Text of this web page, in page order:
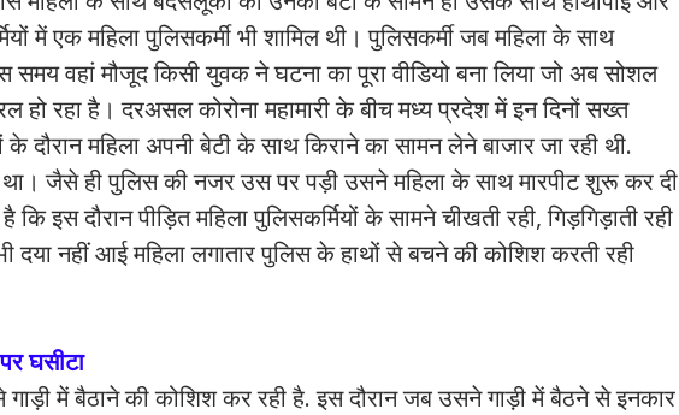
में एक महिला पुलिसकर्मी भी शामिल थी। पुलिसकर्मी जब महिला के साथ
समय वहां मौजूद किसी युवक ने घटना का पूरा वीडियो बना लिया जो अब सोशल
हो रहा है। दरअसल कोरोना महामारी के बीच मध्य प्रदेश में इन दिनों सख्त
दौरान महिला अपनी बेटी के साथ किराने का सामन लेने बाजार जा रही थी.
जैसे ही पुलिस की नजर उस पर पड़ी उसने महिला के साथ मारपीट शुरू कर दी
इस दौरान पीड़ित महिला पुलिसकर्मियों के सामने चीखती रही, गिड़गिड़ाती रही
नहीं आई महिला लगातार पुलिस के हाथों से बचने की कोशिश करती रही
घसीटा
गाड़ी में बैठाने की कोशिश कर रही है. इस दौरान जब उसने गाड़ी में बैठने से इनकार